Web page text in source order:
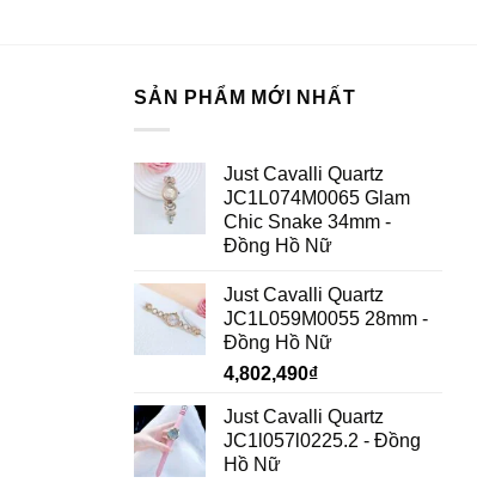
SẢN PHẨM MỚI NHẤT
Just Cavalli Quartz
JC1L074M0065 Glam
Chic Snake 34mm -
Đồng Hồ Nữ
Just Cavalli Quartz
JC1L059M0055 28mm -
Đồng Hồ Nữ
4,802,490₫
Just Cavalli Quartz
JC1l057l0225.2 - Đồng
Hồ Nữ